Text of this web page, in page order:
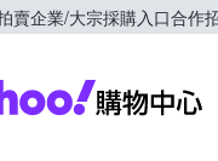
賣企業/大宗採購入口合作